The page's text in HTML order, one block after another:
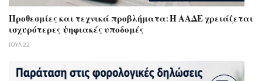
Προθεσμίες και τεχνικά προβλήματα: Η ΑΑΔΕ χρειάζεται
ισχυρότερες ψηφιακές υποδομές
ΙΟΥΛ 22